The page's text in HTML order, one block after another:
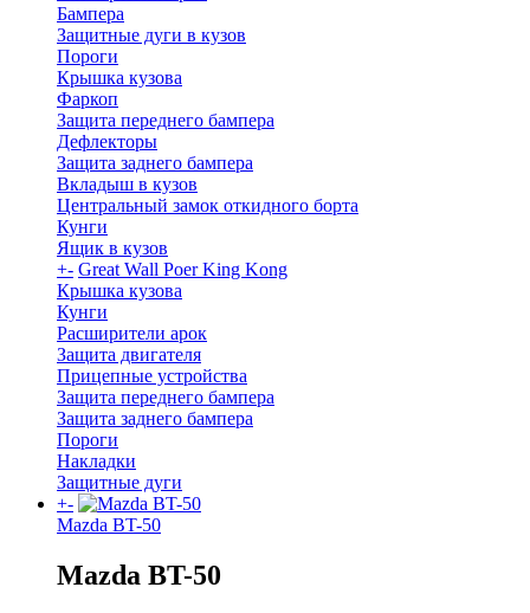
Бампера
Защитные дуги в кузов
Пороги
Крышка кузова
Фаркоп
Защита переднего бампера
Дефлекторы
Защита заднего бампера
Вкладыш в кузов
Центральный замок откидного борта
Кунги
Ящик в кузов
+- Great Wall Poer King Kong
Крышка кузова
Кунги
Расширители арок
Защита двигателя
Прицепные устройства
Защита переднего бампера
Защита заднего бампера
Пороги
Накладки
Защитные дуги
+-
Mazda BT-50
Mazda BT-50